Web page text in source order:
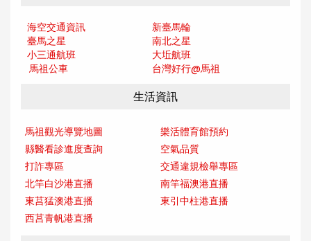
海空交通資訊
新臺馬輪
臺馬之星
南北之星
小三通航班
大坵航班
馬祖公車
台灣好行@馬祖
生活資訊
馬祖觀光導覽地圖
樂活體育館預約
縣醫看診進度查詢
空氣品質
打詐專區
交通違規檢舉專區
北竿白沙港直播
南竿福澳港直播
東莒猛澳港直播
東引中柱港直播
西莒青帆港直播